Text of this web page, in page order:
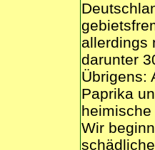
allerdings
darunter
Übrigens:
Paprika
heimische
Wir